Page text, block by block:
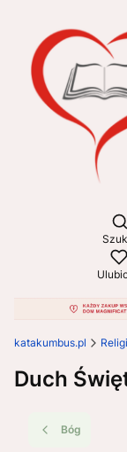
katakumbus.pl
Duch
Bóg